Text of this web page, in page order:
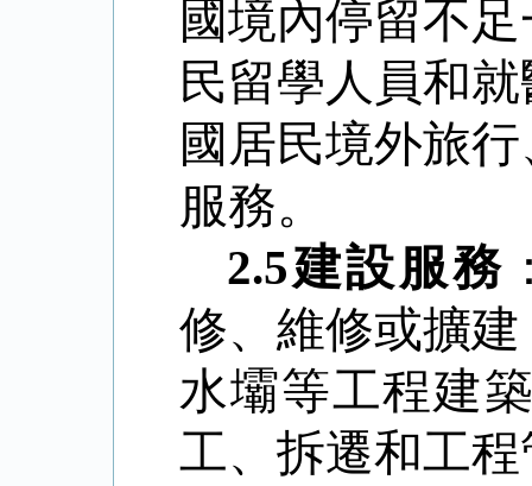
國境內停留不
民留學人員和
國居民境外旅
服務。
2.5建設服務
修、維修或擴
水壩等工程建
工、拆遷和工